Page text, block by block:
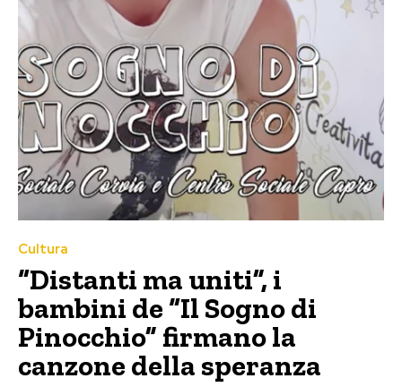
Cultura
“Distanti ma uniti”, i
bambini de “Il Sogno di
Pinocchio” firmano la
canzone della speranza